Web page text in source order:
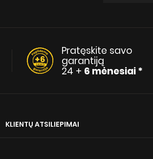
Pratęskite savo
garantiją
24 + 6 mėnesiai *
KLIENTŲ ATSILIEPIMAI